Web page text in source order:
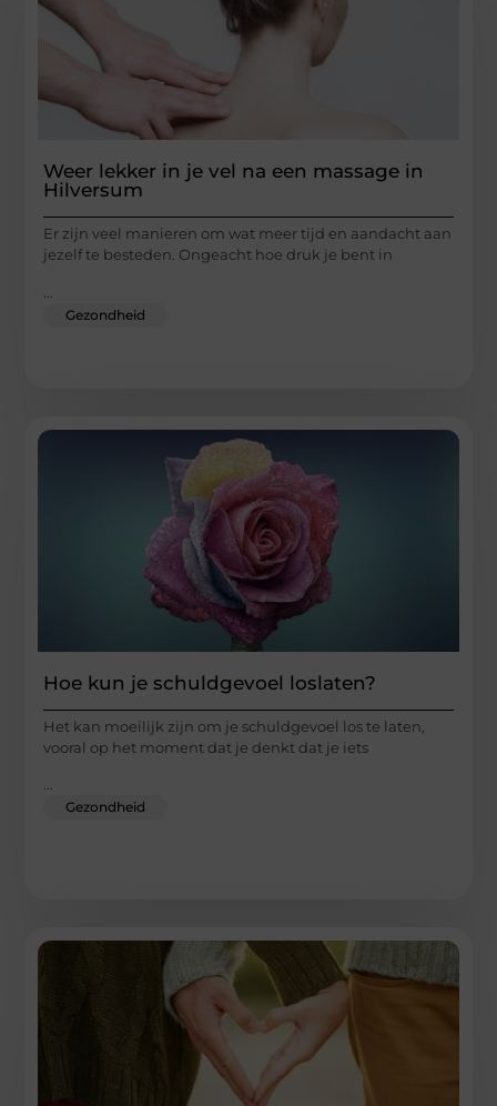
Weer lekker in je vel na een massage in
Hilversum
Er zijn veel manieren om wat meer tijd en aandacht aan
jezelf te besteden. Ongeacht hoe druk je bent in
Gezondheid
Hoe kun je schuldgevoel loslaten?
Het kan moeilijk zijn om je schuldgevoel los te laten,
vooral op het moment dat je denkt dat je iets
Gezondheid